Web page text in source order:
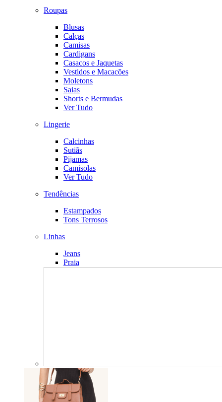
Roupas
Blusas
Calças
Camisas
Cardigans
Casacos e Jaquetas
Vestidos e Macacões
Moletons
Saias
Shorts e Bermudas
Ver Tudo
Lingerie
Calcinhas
Sutiãs
Pijamas
Camisolas
Ver Tudo
Tendências
Estampados
Tons Terrosos
Linhas
Jeans
Praia